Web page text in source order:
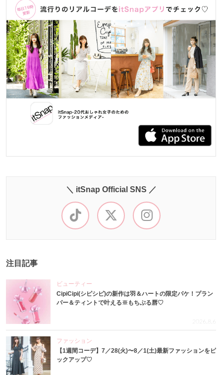
＼ itSnap Official SNS ／
注目記事
ビューティー
CipiCipi(シピシピ)の新作は羽＆ハートの限定パケ！プラン
パー＆ティントで叶える※もちぷる唇♡
2026.8.6
ファッション
【1週間コーデ】7／28(火)〜8／1(土)最新ファッションをピ
ックアップ♡